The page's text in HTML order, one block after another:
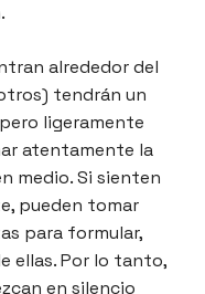
alrededor del
tendrán un
ligeramente
atentamente la
medio. Si sienten
pueden tomar
para formular,
ellas. Por lo tanto,
en silencio